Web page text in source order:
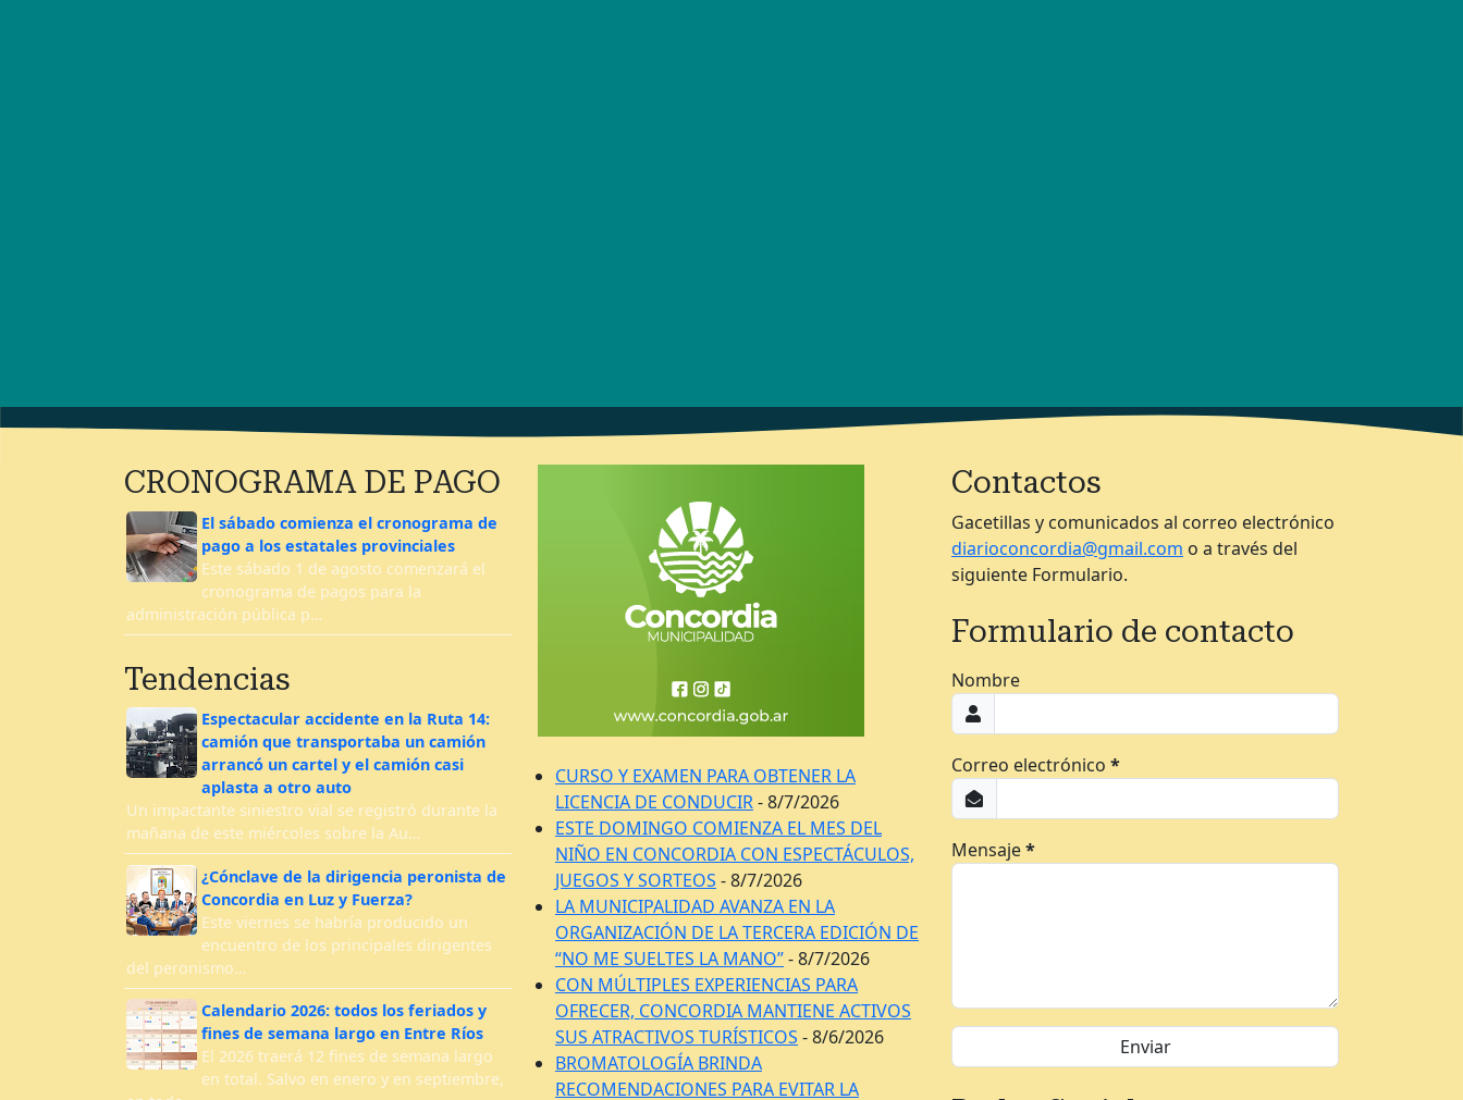
CRONOGRAMA DE PAGO
El sábado comienza el cronograma de
pago a los estatales provinciales
Este sábado 1 de agosto comenzará el
cronograma de pagos para la
administración pública p…
Tendencias
Espectacular accidente en la Ruta 14:
camión que transportaba un camión
arrancó un cartel y el camión casi
aplasta a otro auto
Un impactante siniestro vial se registró durante la
mañana de este miércoles sobre la Au…
¿Cónclave de la dirigencia peronista de
Concordia en Luz y Fuerza?
Este viernes se habría producido un
encuentro de los principales dirigentes
del peronismo…
Calendario 2026: todos los feriados y
fines de semana largo en Entre Ríos
El 2026 traerá 12 fines de semana largo
en total. Salvo en enero y en septiembre,
CURSO Y EXAMEN PARA OBTENER LA
LICENCIA DE CONDUCIR- 8/7/2026
ESTE DOMINGO COMIENZA EL MES DEL
NIÑO EN CONCORDIA CON ESPECTÁCULOS,
JUEGOS Y SORTEOS - 8/7/2026
LA MUNICIPALIDAD AVANZA EN LA
ORGANIZACIÓN DE LA TERCERA EDICIÓN DE
“NO ME SUELTES LA MANO”- 8/7/2026
CON MÚLTIPLES EXPERIENCIAS PARA
OFRECER, CONCORDIA MANTIENE ACTIVOS
SUS ATRACTIVOS TURÍSTICOS - 8/6/2026
BROMATOLOGÍA BRINDA
RECOMENDACIONES PARA EVITAR LA
Contactos
Gacetillas y comunicados al correo electrónico
diarioconcordia@gmail.com o a través del
siguiente Formulario.
Formulario de contacto
Nombre
Correo electrónico *
Mensaje*